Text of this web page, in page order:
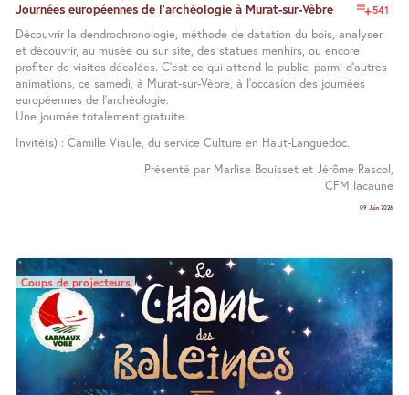
541
Journées européennes de l’archéologie à Murat-sur-Vèbre
Découvrir la dendrochronologie, méthode de datation du bois, analyser
et découvrir, au musée ou sur site, des statues menhirs, ou encore
profiter de visites décalées. C’est ce qui attend le public, parmi d’autres
animations, ce samedi, à Murat-sur-Vèbre, à l’occasion des journées
européennes de l’archéologie.
Une journée totalement gratuite.
Invité(s) : Camille Viaule, du service Culture en Haut-Languedoc.
Présenté par Marlise Bouisset et Jérôme Rascol,
CFM lacaune
09 Juin 2026
Coups de projecteurs